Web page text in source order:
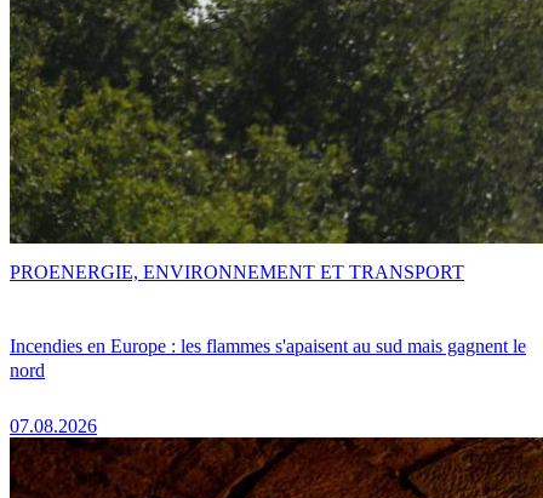
Incendies en Europe : les flammes s'apaisent au sud mais gagnent le
nord
07.08.2026
PROENERGIE, ENVIRONNEMENT ET TRANSPORT